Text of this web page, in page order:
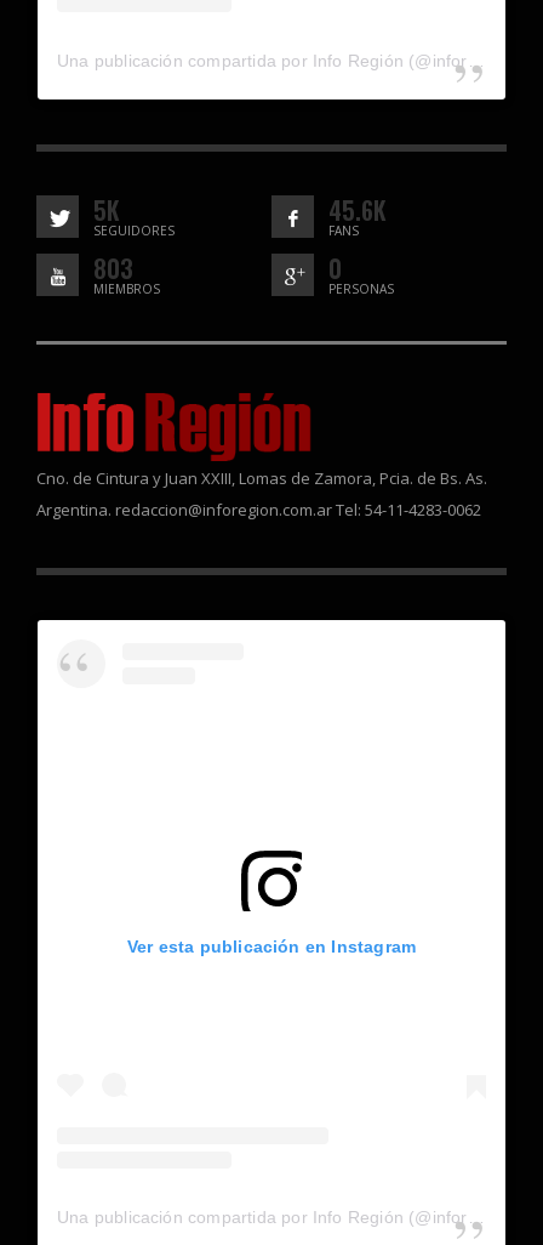
5K
SEGUIDORES
45.6K
FANS
803
MIEMBROS
0
PERSONAS
Cno. de Cintura y Juan XXIII, Lomas de Zamora, Pcia. de Bs. As.
Argentina. redaccion@inforegion.com.ar Tel: 54-11-4283-0062
Ver esta publicación en Instagram
Una publicación compartida por Info Región (@inforegion_redes)